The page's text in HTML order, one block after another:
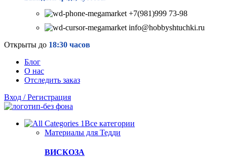
+7(981)999 73-98
info@hobbyshtuchki.ru
Открыты до 18:30 часов
Блог
О нас
Отследить заказ
Вход / Регистрация
Все категории
Материалы для Тедди
ВИСКОЗА